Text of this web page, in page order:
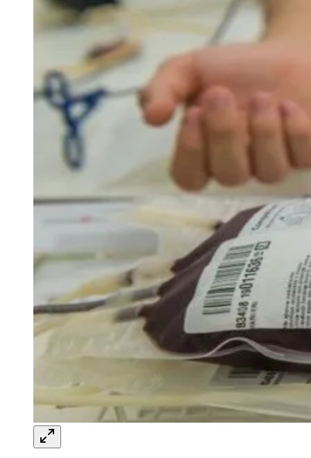
Para Sua Empresa
Anuncie Regional
Guia de Empresas
Vagas na Região
Novo
Hub de Negócios
Guia Comercial
Selo Verificado
Portal Educacional
Agenda de Vestibulares
Concursos
Panorama Econômico
Anuncie no Portal
Verificar EmpresaNovo
Anunciar VagasNovo
Publicidade Legal
NBA
NFL
Fórmula 1
Atletismo
NBB
Competições de Futebol